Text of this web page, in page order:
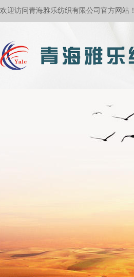
欢迎访问青海雅乐纺织有限公司官方网站！